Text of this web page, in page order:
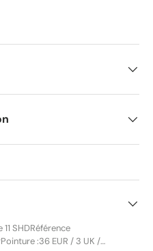
SHDRéférence
:36 EUR / 3 UK /